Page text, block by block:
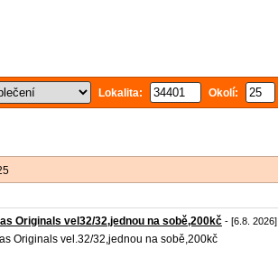
Lokalita: Okolí:
Originals vel32/32,jednou na sobě,200kč - [6.8. 2026]
Originals vel.32/32,jednou na sobě,200kč